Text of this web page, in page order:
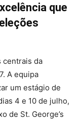
que
centrais da
A equipa
um estágio de
4 e 10 de julho,
de St. George’s